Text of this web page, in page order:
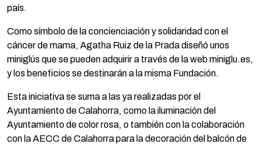
país.
Como símbolo de la concienciación y solidaridad con el
cáncer de mama, Agatha Ruiz de la Prada diseñó unos
miniglús que se pueden adquirir a través de la web miniglu.es,
y los beneficios se destinarán a la misma Fundación.
Esta iniciativa se suma a las ya realizadas por el
Ayuntamiento de Calahorra, como la iluminación del
Ayuntamiento de color rosa, o también con la colaboración
con la AECC de Calahorra para la decoración del balcón de